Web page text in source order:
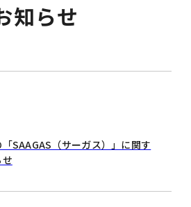
知らせ
SAAGAS（サーガス）」に関す